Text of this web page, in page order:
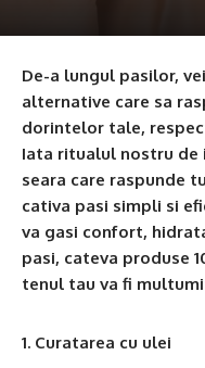
De-a lungul pasilor,
alternative care sa
dorintelor tale,
Iata ritualul nostru de
seara care raspunde
cativa pasi simpli si
va gasi confort,
pasi, cateva produse
tenul tau va fi
1. Curatarea cu ulei